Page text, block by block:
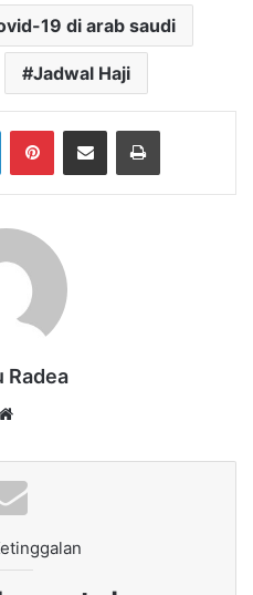
19 di arab saudi
Jadwal Haji
LinkedInPinterestShare via Email Print
Radea